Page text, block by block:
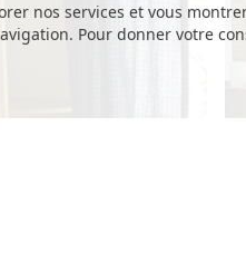
nos services et vous
Pour donner votre